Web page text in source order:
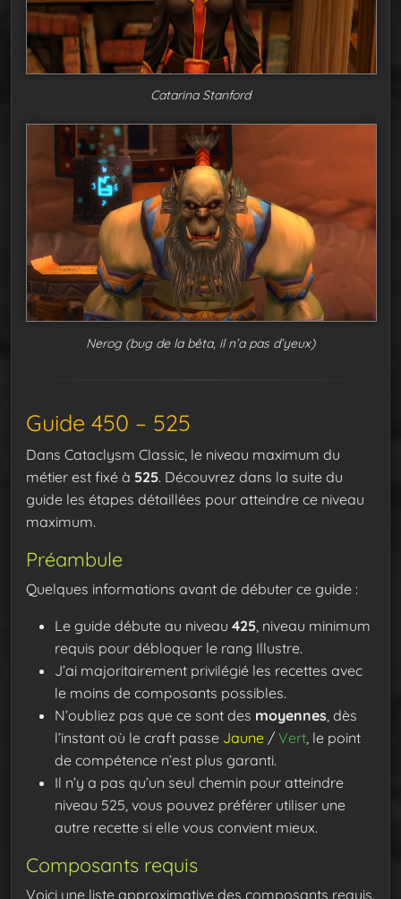
Catarina Stanford
Nerog (bug de la bêta, il n’a pas d’yeux)
Guide 450 – 525
Dans Cataclysm Classic, le niveau maximum du
métier est fixé à 525. Découvrez dans la suite du
guide les étapes détaillées pour atteindre ce niveau
maximum.
Préambule
Quelques informations avant de débuter ce guide :
Le guide débute au niveau 425 , niveau minimum
requis pour débloquer le rang Illustre.
J’ai majoritairement privilégié les recettes avec
le moins de composants possibles.
N’oubliez pas que ce sont des moyennes , dès
l’instant où le craft passe Jaune / Vert , le point
de compétence n’est plus garanti.
Il n’y a pas qu’un seul chemin pour atteindre
niveau 525, vous pouvez préférer utiliser une
autre recette si elle vous convient mieux.
Composants requis
Voici une liste approximative des composants requis.